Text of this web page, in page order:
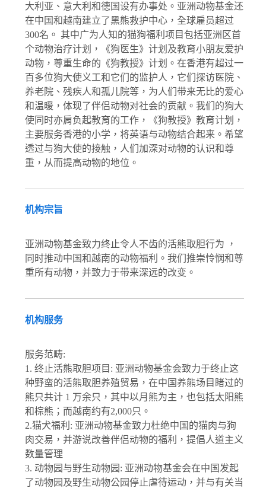
大利亚、意大利和德国设有办事处。亚洲动物基金还
在中国和越南建立了黑熊救护中心，全球雇员超过
300名。 其中广为人知的猫狗福利项目包括亚洲区首
个动物治疗计划，《狗医生》计划及教育小朋友爱护
动物，尊重生命的《狗教授》计划。在香港有超过一
百多位狗大使义工和它们的监护人，它们探访医院、
养老院、残疾人和孤儿院等，为人们带来无比的爱心
和温暖，体现了伴侣动物对社会的贡献。我们的狗大
使同时亦肩负起教育的工作，《狗教授》教育计划，
主要服务香港的小学，将英语与动物结合起来。希望
透过与狗大使的接触，人们加深对动物的认识和尊
重，从而提高动物的地位。
机构宗旨
亚洲动物基金致力终止令人不齿的活熊取胆行为 ，
同时推动中国和越南的动物福利。我们推崇怜悯和尊
重所有动物，并致力于带来深远的改变。
机构服务
服务范畴:
1. 终止活熊取胆项目: 亚洲动物基金会致力于终止这
种野蛮的活熊取胆养殖贸易，在中国养熊场目睹过的
熊只共计 1 万余只，其中以月熊为主，也包括太阳熊
和棕熊；而越南约有2,000只。
2.猫犬福利: 亚洲动物基金致力杜绝中国的猫肉与狗
肉交易，并游说改善伴侣动物的福利，提倡人道主义
数量管理
3. 动物园与野生动物园: 亚洲动物基金会在中国发起
了动物园及野生动物公园停止虐待运动，并与有关当